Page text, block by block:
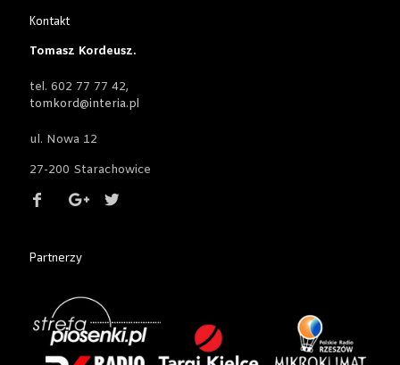
Kontakt
Tomasz Kordeusz.
tel. 602 77 77 42,
tomkord@interia.pl
ul. Nowa 12
27-200 Starachowice
Partnerzy